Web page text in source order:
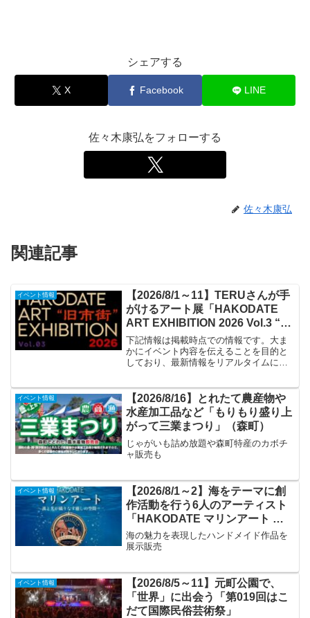
シェアする
X Facebook LINE
佐々木康弘をフォローする
佐々木康弘
関連記事
イベント情報
【2026/8/1～11】TERUさんが手
がけるアート展「HAKODATE
ART EXHIBITION 2026 Vol.3 “旧
市街”」
下記情報は掲載時点での情報です。大ま
かにイベント内容を伝えることを目的と
しており、最新情報をリアルタイムに発
アカウントなどでご確認ください。イベ
ント名HAKODA...
イベント情報
【2026/8/16】とれたて農産物や
水産加工品など「もりもり盛り上
がって三業まつり」（森町）
じゃがいも詰め放題や森町特産のカボチ
ャ販売も
イベント情報
【2026/8/1～2】海をテーマに創
作活動を行う6人のアーティスト
「HAKODATE マリンアート ～
波と光が織りなす癒しの空間～」
海の魅力を表現したハンドメイド作品を
展示販売
イベント情報
【2026/8/5～11】元町公園で、
「世界」に出会う「第019回はこ
だて国際民俗芸術祭」